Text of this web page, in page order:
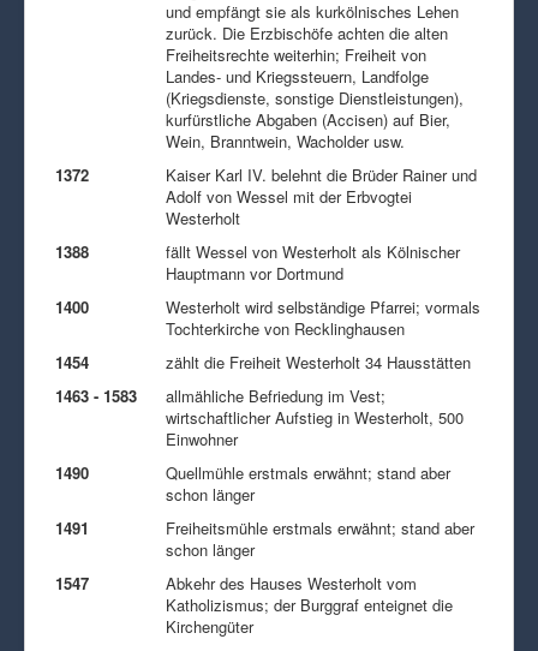
und empfängt sie als kurkölnisches Lehen
zurück. Die Erzbischöfe achten die alten
Freiheitsrechte weiterhin; Freiheit von
Landes- und Kriegssteuern, Landfolge
(Kriegsdienste, sonstige Dienstleistungen),
kurfürstliche Abgaben (Accisen) auf Bier,
Wein, Branntwein, Wacholder usw.
1372
Kaiser Karl IV. belehnt die Brüder Rainer und
Adolf von Wessel mit der Erbvogtei
Westerholt
1388
fällt Wessel von Westerholt als Kölnischer
Hauptmann vor Dortmund
1400
Westerholt wird selbständige Pfarrei; vormals
Tochterkirche von Recklinghausen
1454
zählt die Freiheit Westerholt 34 Hausstätten
1463 - 1583
allmähliche Befriedung im Vest;
wirtschaftlicher Aufstieg in Westerholt, 500
Einwohner
1490
Quellmühle erstmals erwähnt; stand aber
schon länger
1491
Freiheitsmühle erstmals erwähnt; stand aber
schon länger
1547
Abkehr des Hauses Westerholt vom
Katholizismus; der Burggraf enteignet die
Kirchengüter